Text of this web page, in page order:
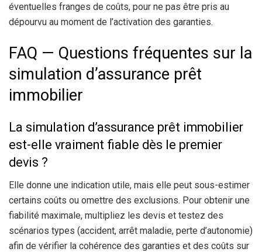
éventuelles franges de coûts, pour ne pas être pris au
dépourvu au moment de l’activation des garanties.
FAQ — Questions fréquentes sur la
simulation d’assurance prêt
immobilier
La simulation d’assurance prêt immobilier
est-elle vraiment fiable dès le premier
devis ?
Elle donne une indication utile, mais elle peut sous-estimer
certains coûts ou omettre des exclusions. Pour obtenir une
fiabilité maximale, multipliez les devis et testez des
scénarios types (accident, arrêt maladie, perte d’autonomie)
afin de vérifier la cohérence des garanties et des coûts sur